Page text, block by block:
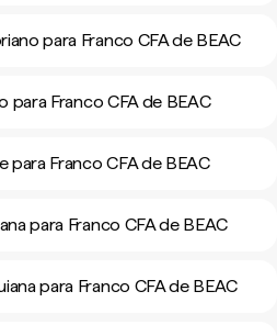
para Franco CFA de BEAC
para Franco CFA de BEAC
para Franco CFA de BEAC
para Franco CFA de BEAC
para Franco CFA de BEAC